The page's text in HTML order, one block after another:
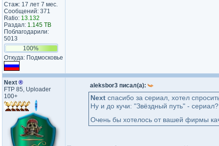
Стаж: 17 лет 7 мес.
Сообщений: 371
Ratio: 13.132
Раздал: 1.145 TB
Поблагодарили:
5013
100%
Откуда: Подмосковье
Next ®
FTP 85, Uploader
100+
aleksbor3 писал(а):
Next спасибо за сериал, хотел
Ну и до кучи: "Звёздный путь" - сериал?
Очень бы хотелось от вашей фирмы